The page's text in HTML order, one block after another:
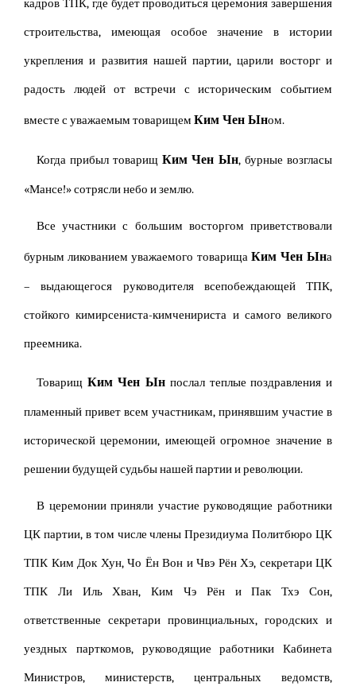
кадров ТПК, где будет проводиться церемония завершения
строительства, имеющая особое значение в истории
укрепления и развития нашей партии, царили восторг и
радость людей от встречи с историческим событием
вместе с уважаемым товарищем Ким Чен Ыном.
Когда прибыл товарищ Ким Чен Ын, бурные возгласы
«Мансе!» сотрясли небо и землю.
Все участники с большим восторгом приветствовали
бурным ликованием уважаемого товарища Ким Чен Ына
– выдающегося руководителя всепобеждающей ТПК,
стойкого кимирсениста-кимченириста и самого великого
преемника.
Товарищ Ким Чен Ын послал теплые поздравления и
пламенный привет всем участникам, принявшим участие в
исторической церемонии, имеющей огромное значение в
решении будущей судьбы нашей партии и революции.
В церемонии приняли участие руководящие работники
ЦК партии, в том числе члены Президиума Политбюро ЦК
ТПК Ким Док Хун, Чо Ён Вон и Чвэ Рён Хэ, секретари ЦК
ТПК Ли Иль Хван, Ким Чэ Рён и Пак Тхэ Сон,
ответственные секретари провинциальных, городских и
уездных парткомов, руководящие работники Кабинета
Министров, министерств, центральных ведомств,